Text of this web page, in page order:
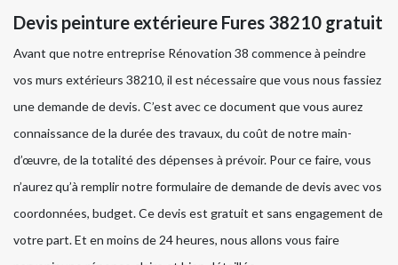
Devis peinture extérieure Fures 38210 gratuit
Avant que notre entreprise Rénovation 38 commence à peindre
vos murs extérieurs 38210, il est nécessaire que vous nous fassiez
une demande de devis. C’est avec ce document que vous aurez
connaissance de la durée des travaux, du coût de notre main-
d’œuvre, de la totalité des dépenses à prévoir. Pour ce faire, vous
n’aurez qu’à remplir notre formulaire de demande de devis avec vos
coordonnées, budget. Ce devis est gratuit et sans engagement de
votre part. Et en moins de 24 heures, nous allons vous faire